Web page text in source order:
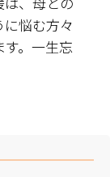
悩む方々
。一生忘